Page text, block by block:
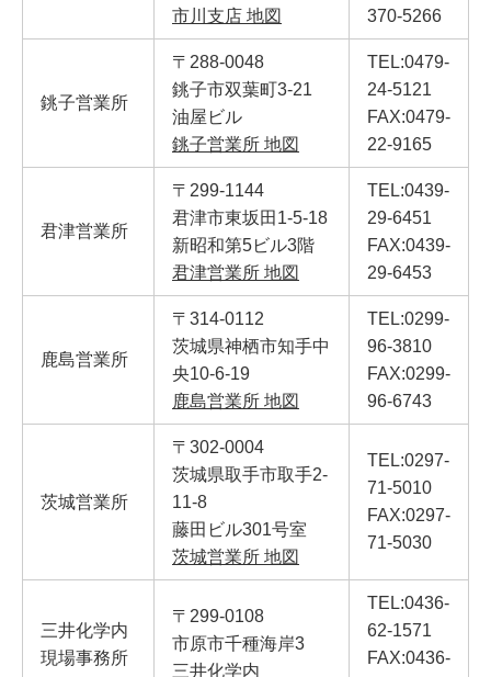
市川支店 地図
370-5266
銚子営業所
〒288-0048
銚子市双葉町3-21
油屋ビル
銚子営業所 地図
TEL:0479-
24-5121
FAX:0479-
22-9165
君津営業所
〒299-1144
君津市東坂田1-5-18
新昭和第5ビル3階
君津営業所 地図
TEL:0439-
29-6451
FAX:0439-
29-6453
鹿島営業所
〒314-0112
茨城県神栖市知手中
央10-6-19
鹿島営業所 地図
TEL:0299-
96-3810
FAX:0299-
96-6743
茨城営業所
〒302-0004
茨城県取手市取手2-
11-8
藤田ビル301号室
茨城営業所 地図
TEL:0297-
71-5010
FAX:0297-
71-5030
三井化学内
現場事務所
〒299-0108
市原市千種海岸3
三井化学内
TEL:0436-
62-1571
FAX:0436-